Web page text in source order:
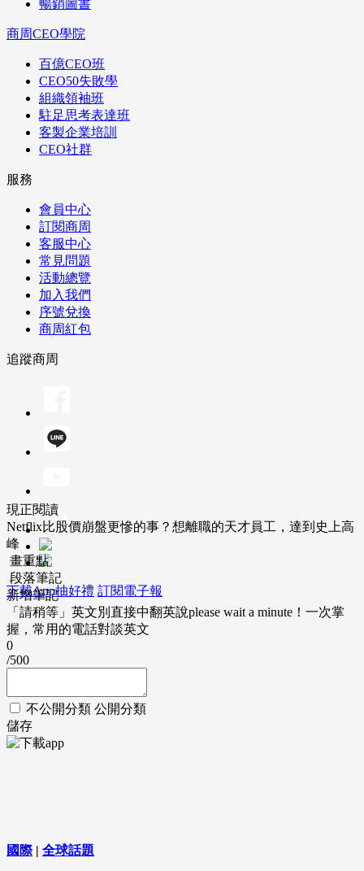
暢銷圖書
商周CEO學院
百億CEO班
CEO50失敗學
組織領袖班
駐足思考表達班
客製企業培訓
CEO社群
服務
會員中心
訂閱商周
客服中心
常見問題
活動總覽
加入我們
序號兌換
商周紅包
追蹤商周
下載App抽好禮 訂閱電子報
現正閱讀
Netflix比股價崩盤更慘的事？想離職的天才員工，達到史上高
峰
畫重點
段落筆記
新增筆記
「請稍等」英文別直接中翻英說please wait a minute！一次掌
握，常用的電話對談英文
0
/500
不公開分類 公開分類
儲存
國際| 全球話題